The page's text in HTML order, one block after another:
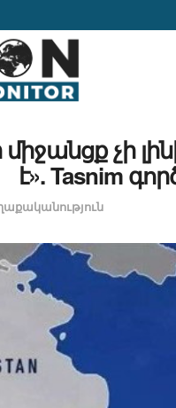
չի
է». Tasnim